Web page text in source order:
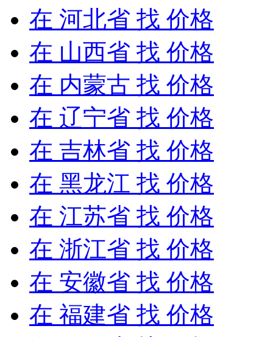
在 河北省 找 价格
在 山西省 找 价格
在 内蒙古 找 价格
在 辽宁省 找 价格
在 吉林省 找 价格
在 黑龙江 找 价格
在 江苏省 找 价格
在 浙江省 找 价格
在 安徽省 找 价格
在 福建省 找 价格